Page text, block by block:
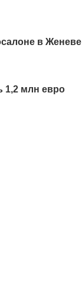
в Женеве
1,2 млн евро